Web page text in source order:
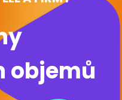
objemů